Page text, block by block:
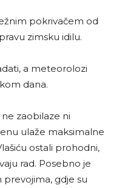
pokrivačem od
zimsku idilu.
a meteorolozi
dana.
zaobilaze ni
ulaže maksimalne
ostali prohodni,
rad. Posebno je
prevojima, gdje su